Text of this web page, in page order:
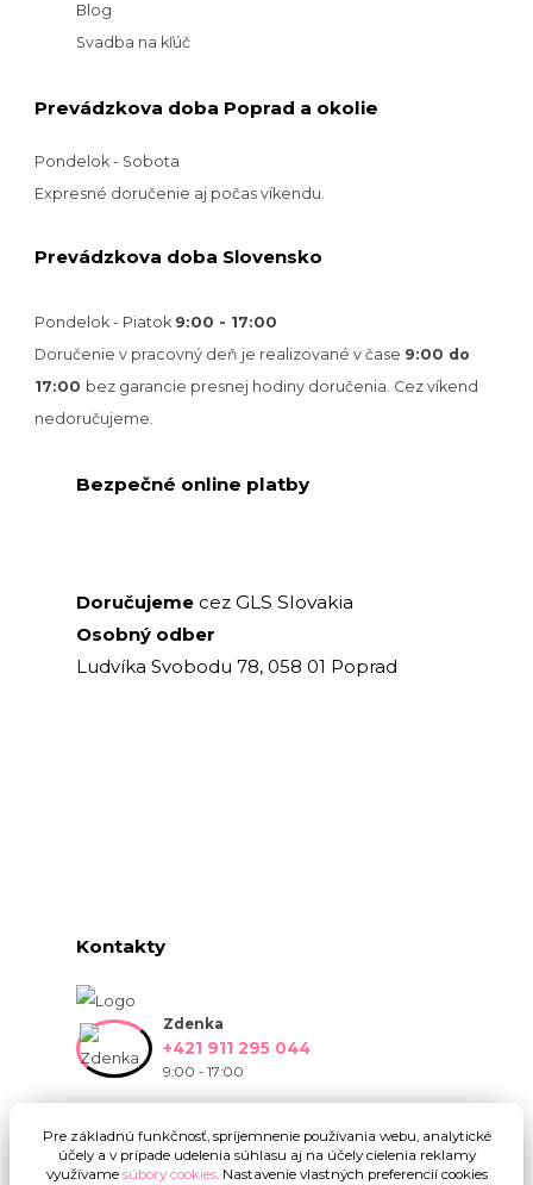
Blog
Svadba na kľúč
Prevádzkova doba Poprad a okolie
Pondelok - Sobota
Expresné doručenie aj počas víkendu.
Prevádzkova doba Slovensko
Pondelok - Piatok 9:00 - 17:00
Doručenie v pracovný deň je realizované v čase 9:00 do
17:00 bez garancie presnej hodiny doručenia. Cez víkend
nedoručujeme.
Bezpečné online platby
Doručujeme cez GLS Slovakia
Osobný odber
Ludvíka Svobodu 78, 058 01 Poprad
Kontakty
Zdenka
+421 911 295 044
9:00 - 17:00
Pre základnú funkčnosť, spríjemnenie používania webu, analytické
účely a v prípade udelenia súhlasu aj na účely cielenia reklamy
využívame súbory cookies. Nastavenie vlastných preferencií cookies